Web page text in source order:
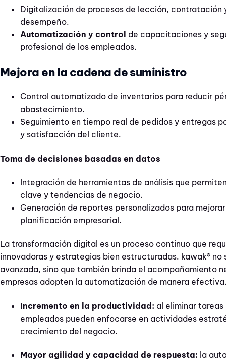
Digitalización de procesos de lección, contratación
desempeño.
Automatización y control de capacitaciones y
profesional de los empleados.
Mejora en la cadena de suministro
Control automatizado de inventarios para reducir
abastecimiento.
Seguimiento en tiempo real de pedidos y entregas
y satisfacción del cliente.
Toma de decisiones basadas en datos
Integración de herramientas de análisis que
clave y tendencias de negocio.
Generación de reportes personalizados para
planificación empresarial.
La transformación digital es un proceso continuo que
innovadoras y estrategias bien estructuradas. kawak®
avanzada, sino que también brinda el acompañamiento
empresas adopten la automatización de manera
Incremento en la productividad: al eliminar
empleados pueden enfocarse en actividades
crecimiento del negocio.
Mayor agilidad y capacidad de respuesta: la